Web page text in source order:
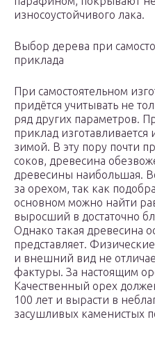
износоустойчивого лака.
Выбор дерева при
приклада
При самостоятельном
придётся учитывать не
ряд других параметров.
приклад изготавливается
зимой. В эту пору почти
соков, древесина
древесины наибольшая.
за орехом, так как
основном можно найти
выросший в достаточно
Однако такая древесина
представляет.
и внешний вид не
фактуры. За настоящим
Качественный орех
100 лет и вырасти в
засушливых каменистых